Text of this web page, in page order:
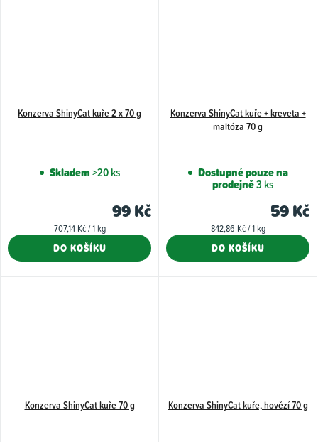
Konzerva ShinyCat kuře 2 x 70 g
Skladem>20 ks
99 Kč
Měrná
707,14 Kč / 1 kg
DO KOŠÍKU
Konzerva ShinyCat kuře + kreveta +
maltóza 70 g
Dostupné pouze na
prodejně3 ks
59 Kč
Měrná
842,86 Kč / 1 kg
DO KOŠÍKU
Konzerva ShinyCat kuře 70 g Konzerva ShinyCat kuře, hovězí 70 g